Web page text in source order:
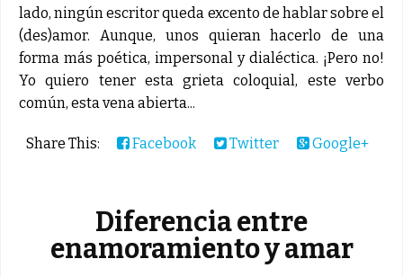
lado, ningún escritor queda excento de hablar sobre el
(des)amor. Aunque, unos quieran hacerlo de una
forma más poética, impersonal y dialéctica. ¡Pero no!
Yo quiero tener esta grieta coloquial, este verbo
común, esta vena abierta...
Share This: Facebook Twitter Google+
Diferencia entre
enamoramiento y amar